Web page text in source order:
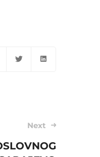
Next